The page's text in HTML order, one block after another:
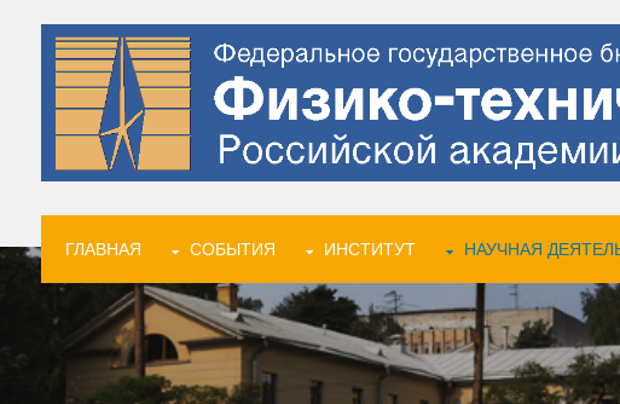
ГЛАВНАЯ СОБЫТИЯ ИНСТИТУТ НАУЧНАЯ